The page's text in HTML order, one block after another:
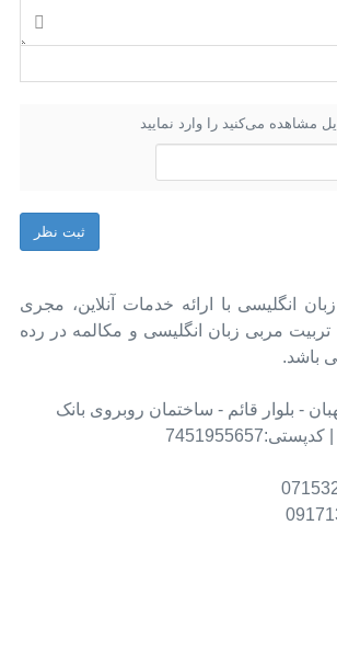
مشاهده می‌کنید را وارد نمایید
ثبت نظر
انگلیسی با ارائه خدمات آنلاین، مجری
مربی زبان انگلیسی و مکالمه در رده
باشد.
- بلوار قائم - ساختمان روبروی بانک